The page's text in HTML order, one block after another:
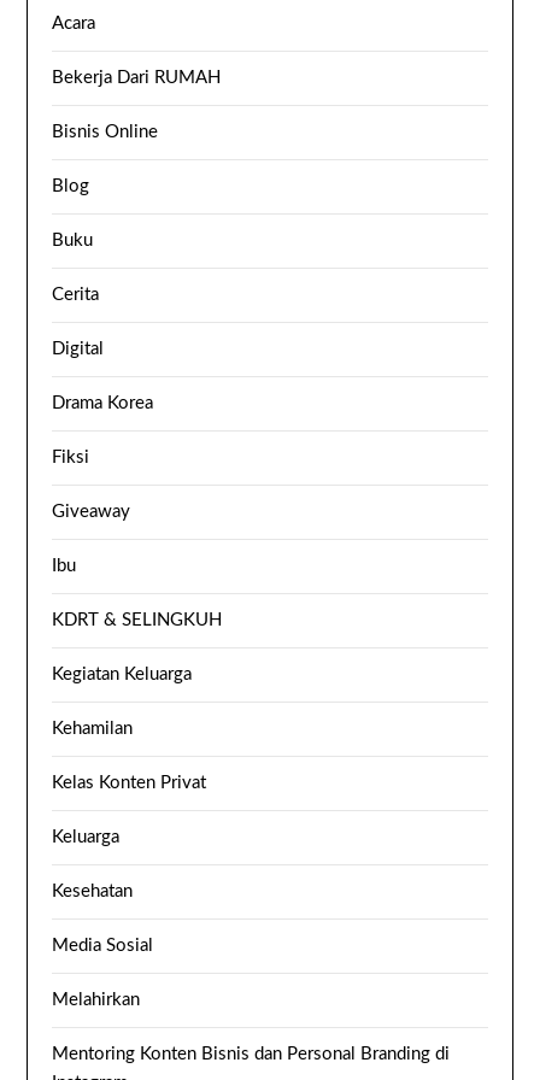
Acara
Bekerja Dari RUMAH
Bisnis Online
Blog
Buku
Cerita
Digital
Drama Korea
Fiksi
Giveaway
Ibu
KDRT & SELINGKUH
Kegiatan Keluarga
Kehamilan
Kelas Konten Privat
Keluarga
Kesehatan
Media Sosial
Melahirkan
Mentoring Konten Bisnis dan Personal Branding di